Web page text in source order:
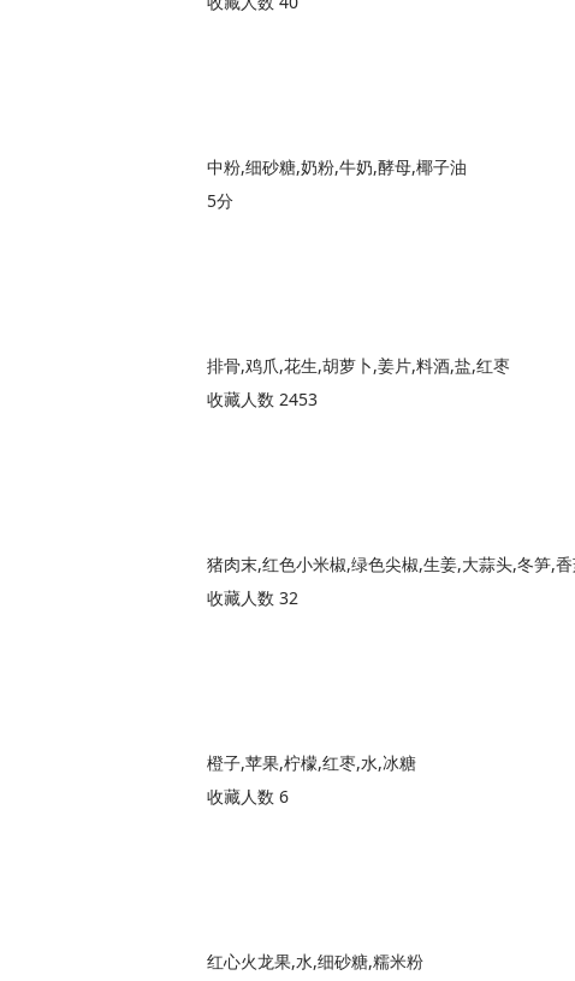
中粉,细砂糖,奶粉,牛奶,酵母,椰子油
5分
排骨,鸡爪,花生,胡萝卜,姜片,料酒,盐,红枣
收藏人数 2453
猪肉末,红色小米椒,绿色尖椒,生姜,大蒜头,冬笋,
收藏人数 32
橙子,苹果,柠檬,红枣,水,冰糖
收藏人数 6
红心火龙果,水,细砂糖,糯米粉